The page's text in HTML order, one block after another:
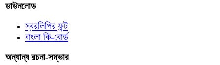
ডাউনলোড
স্বরলিপির ফন্ট
বাংলা কি-বোর্ড
অন্যান্য রচনা-সম্ভার